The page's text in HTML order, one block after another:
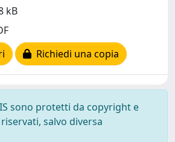
kB
Richiedi una copia
sono protetti da copyright e
salvo diversa